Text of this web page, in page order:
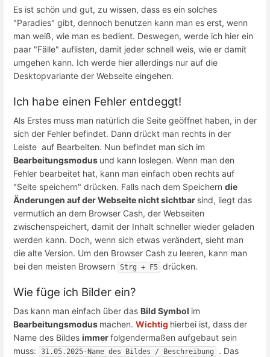
Es ist schön und gut, zu wissen, dass es ein solches
"Paradies" gibt, dennoch benutzen kann man es erst, wenn
man weiß, wie man es bedient. Deswegen, werde ich hier ein
paar "Fälle" auflisten, damit jeder schnell weis, wie er damit
umgehen kann. Ich werde hier allerdings nur auf die
Desktopvariante der Webseite eingehen.
Ich habe einen Fehler entdeggt!
Als Erstes muss man natürlich die Seite geöffnet haben, in der
sich der Fehler befindet. Dann drückt man rechts in der
Leiste auf Bearbeiten. Nun befindet man sich im
Bearbeitungsmodus und kann loslegen. Wenn man den
Fehler bearbeitet hat, kann man einfach oben rechts auf
"Seite speichern" drücken. Falls nach dem Speichern die
Änderungen auf der Webseite nicht sichtbar sind, liegt das
vermutlich an dem Browser Cash, der Webseiten
zwischenspeichert, damit der Inhalt schneller wieder geladen
werden kann. Doch, wenn sich etwas verändert, sieht man
die alte Version. Um den Browser Cash zu leeren, kann man
bei den meisten Browsern
Strg + F5 drücken.
Wie füge ich Bilder ein?
Das kann man einfach über das Bild Symbol im
Bearbeitungsmodus machen. Wichtig hierbei ist, dass der
Name des Bildes immerfolgendermaßen aufgebaut sein
muss:
31.05.2025-Name des Bildes / Beschreibung
. Das